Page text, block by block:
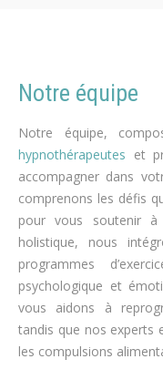
Notre équipe
Notre équipe,
hypnothérapeutes et
accompagner dans
comprenons les défis
pour vous soutenir à
holistique, nous
programmes
psychologique et
vous aidons à
tandis que nos experts
les compulsions